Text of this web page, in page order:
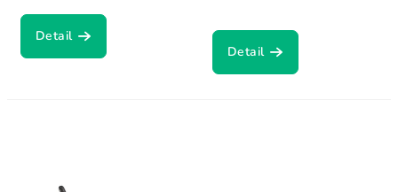
Detail
Detail